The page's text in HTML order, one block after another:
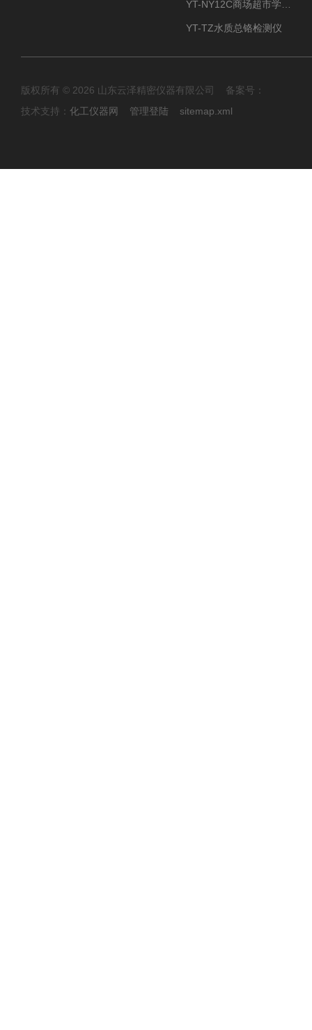
YT-TZ水质总铬检测仪
版权所有 © 2026 山东云泽精密仪器有限公司 备案号：
技术支持： 化工仪器网 管理登陆 sitemap.xml